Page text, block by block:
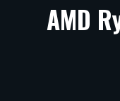
AMD